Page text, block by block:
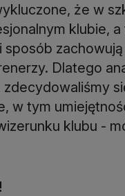
że w
klubie,
Dlatego
w tym
klubu -